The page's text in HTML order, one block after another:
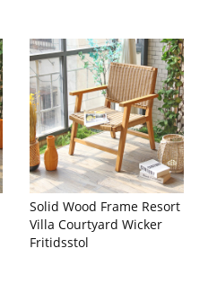
Solid Wood Frame Resort
Villa Courtyard Wicker
Fritidsstol